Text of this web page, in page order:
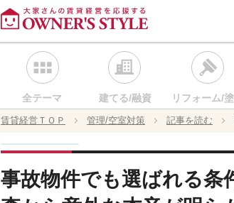
全テーマ 建てる/融資 リフォーム/
賃貸経営ＴＯＰ 管理/空室対策 記事を読む
事故物件でも選ばれる条